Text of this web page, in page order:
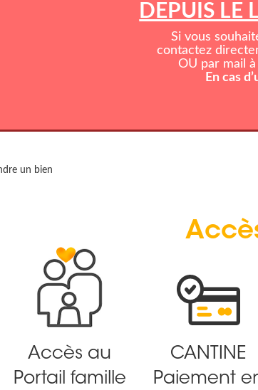
DEPUIS LE
Si vous
contactez
OU par mail à
En cas
un bien
Accès au
Portail famille
CANTINE
Paiement